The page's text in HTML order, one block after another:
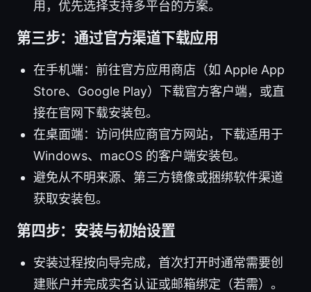
用，优先选择支持多平台的方案。
第三步：通过官方渠道下载应用
在手机端：前往官方应用商店（如 Apple App
Store、Google Play）下载官方客户端，或直
接在官网下载安装包。
在桌面端：访问供应商官方网站，下载适用于
Windows、macOS 的客户端安装包。
避免从不明来源、第三方镜像或捆绑软件渠道
获取安装包。
第四步：安装与初始设置
安装过程按向导完成，首次打开时通常需要创
建账户并完成实名认证或邮箱绑定（若需）。